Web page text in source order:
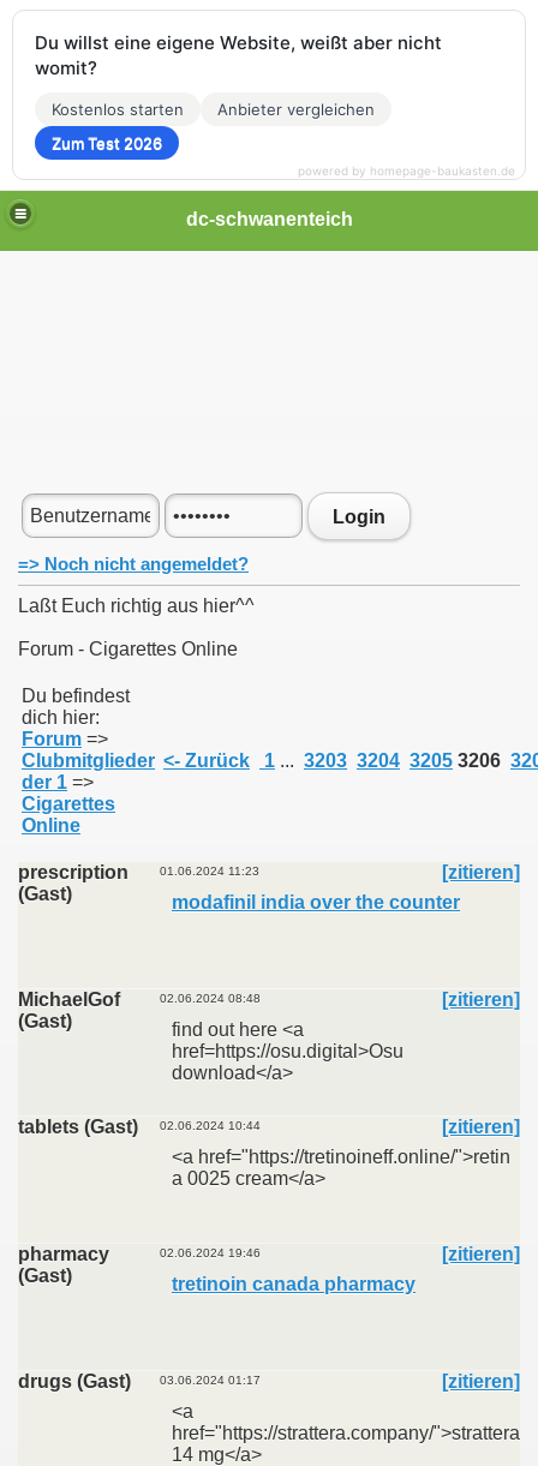
dc-schwanenteich
Login
=> Noch nicht angemeldet?
Laßt Euch richtig aus hier^^
Forum - Cigarettes Online
Du befindest
dich hier:
Forum =>
Clubmitglieder
der 1 =>
Cigarettes
Online
<- Zurück 1 ... 3203 3204 3205 3206
prescription
(Gast)
01.06.2024 11:23
[zitieren]
modafinil india over the counter
MichaelGof
(Gast)
02.06.2024 08:48
[zitieren]
find out here <a
href=https://osu.digital>Osu
download</a>
tablets (Gast) 02.06.2024 10:44
[zitieren]
<a href="https://tretinoineff.online/">retin
a 0025 cream</a>
pharmacy
(Gast)
02.06.2024 19:46
[zitieren]
tretinoin canada pharmacy
drugs (Gast) 03.06.2024 01:17
[zitieren]
<a
href="https://strattera.company/">strattera
14 mg</a>
Du willst eine eigene Website, weißt aber nicht
womit?
Kostenlos starten
Anbieter vergleichen
Zum Test 2026
powered by homepage-baukasten.de